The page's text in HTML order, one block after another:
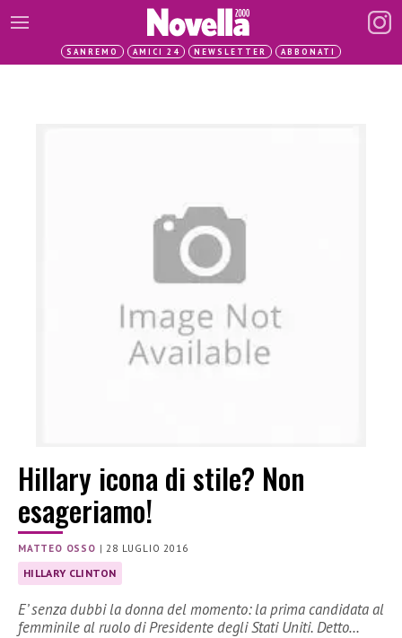
SANREMO AMICI 24 NEWSLETTER ABBONATI
Hillary icona di stile? Non
esageriamo!
MATTEO OSSO | 28 LUGLIO 2016
HILLARY CLINTON
E’ senza dubbi la donna del momento: la prima candidata al
femminile al ruolo di Presidente degli Stati Uniti. Detto…